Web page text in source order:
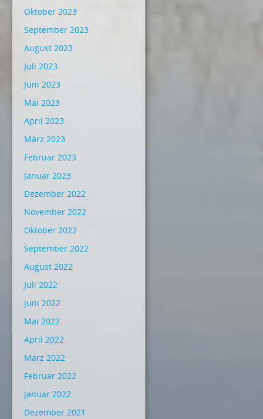
Oktober 2023
September 2023
August 2023
Juli 2023
Juni 2023
Mai 2023
April 2023
März 2023
Februar 2023
Januar 2023
Dezember 2022
November 2022
Oktober 2022
September 2022
August 2022
Juli 2022
Juni 2022
Mai 2022
April 2022
März 2022
Februar 2022
Januar 2022
Dezember 2021